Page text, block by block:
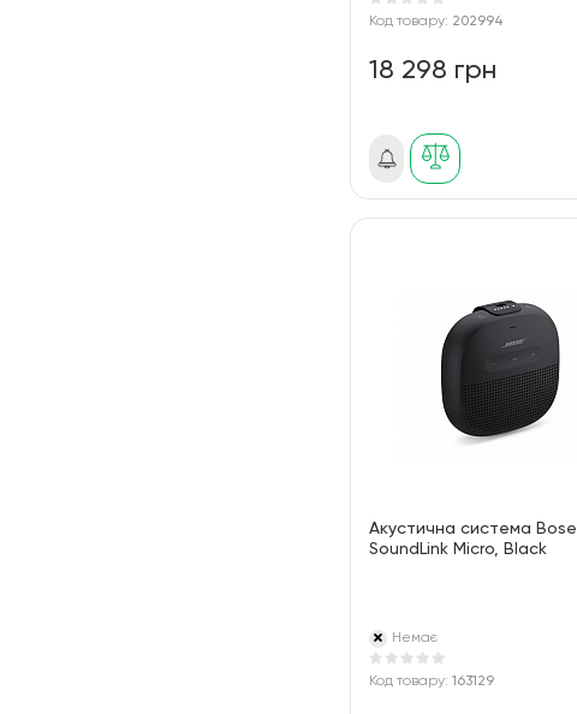
Код товару: 202994
18 298 грн
Акустична система Bose
SoundLink Micro, Black
Немає
Код товару: 163129